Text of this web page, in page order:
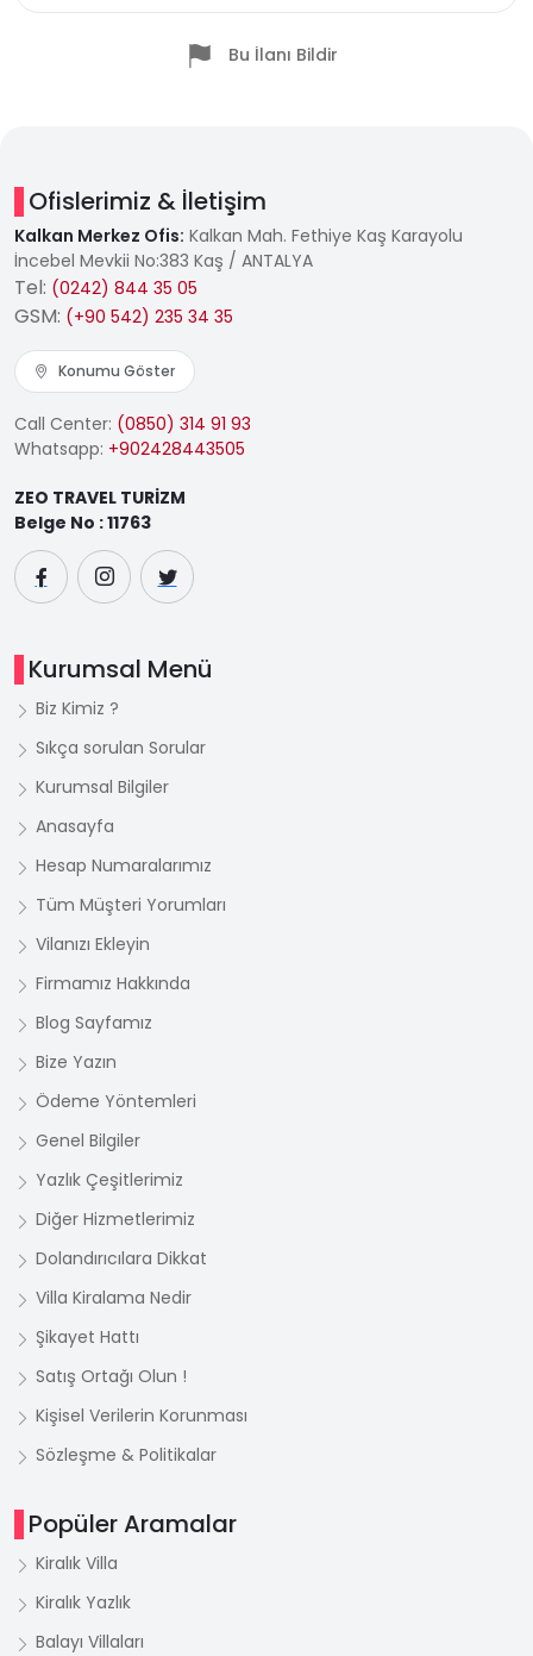
Bu İlanı Bildir
Ofislerimiz & İletişim
Kalkan Merkez Ofis: Kalkan Mah. Fethiye Kaş Karayolu
İncebel Mevkii No:383 Kaş / ANTALYA
Tel: (0242) 844 35 05
GSM: (+90 542) 235 34 35
Konumu Göster
Call Center: (0850) 314 91 93
Whatsapp: +902428443505
ZEO TRAVEL TURİZM
Belge No : 11763
Kurumsal Menü
Biz Kimiz ?
Sıkça sorulan Sorular
Kurumsal Bilgiler
Anasayfa
Hesap Numaralarımız
Tüm Müşteri Yorumları
Vilanızı Ekleyin
Firmamız Hakkında
Blog Sayfamız
Bize Yazın
Ödeme Yöntemleri
Genel Bilgiler
Yazlık Çeşitlerimiz
Diğer Hizmetlerimiz
Dolandırıcılara Dikkat
Villa Kiralama Nedir
Şikayet Hattı
Satış Ortağı Olun !
Kişisel Verilerin Korunması
Sözleşme & Politikalar
Popüler Aramalar
Kiralık Villa
Kiralık Yazlık
Balayı Villaları